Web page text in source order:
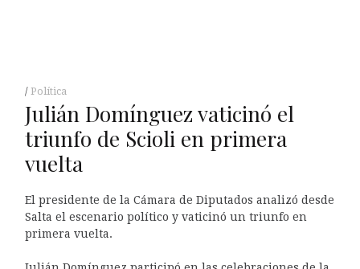
Política
Julián Domínguez vaticinó el
triunfo de Scioli en primera
vuelta
El presidente de la Cámara de Diputados analizó desde
Salta el escenario político y vaticinó un triunfo en
primera vuelta.